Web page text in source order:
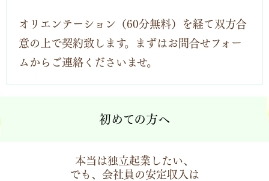
オリエンテーション（60分無料）を経て双方合
意の上で契約致します。
まずはお問合せフォー
ムからご連絡くださいませ。
初めての方へ
本当は独立起業したい、
でも、会社員の安定収入は